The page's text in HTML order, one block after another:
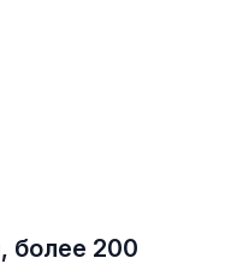
более 200